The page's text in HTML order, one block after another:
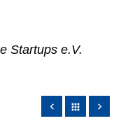
Startups e.V.
apps